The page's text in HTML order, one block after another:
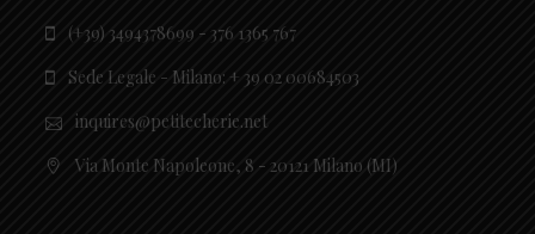
(+39) 3494378699 - 376 1365 767
Sede Legale - Milano: + 39 02 00684503
inquires@petitecherie.net
Via Monte Napoleone, 8 - 20121 Milano (MI)